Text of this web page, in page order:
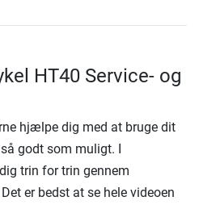
HT40 Service- og
hjælpe dig med at bruge dit
godt som muligt. I
trin for trin gennem
er bedst at se hele videoen